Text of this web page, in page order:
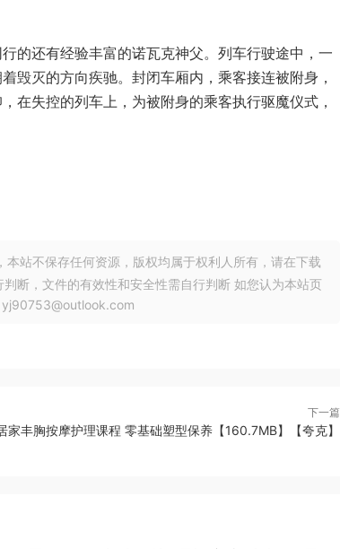
的还有经验丰富的诺瓦克神父。列车行驶途中，一
毁灭的方向疾驰。封闭车厢内，乘客接连被附身，
在失控的列车上，为被附身的乘客执行驱魔仪式，
站不保存任何资源，版权均属于权利人所有，请在下载
断，文件的有效性和安全性需自行判断 如您认为本站页
yj90753@outlook.com
下一篇
家丰胸按摩护理课程 零基础塑型保养【160.7MB】【夸克】